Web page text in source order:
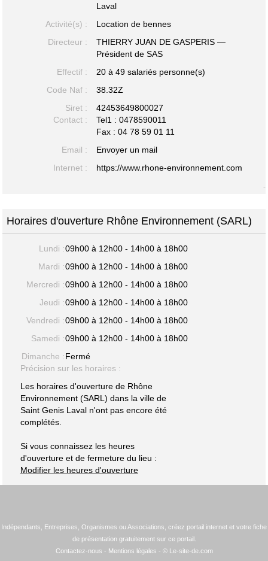
Laval
Activité(s) :
Location de bennes
Directeur :
THIERRY JUAN DE GASPERIS —
Président de SAS
Effectif :
20 à 49 salariés personne(s)
Code Naf :
38.32Z
Siret :
42453649800027
Contact :
Tel1 :0478590011
Fax : 04 78 59 01 11
Email :
Envoyer un mail
Internet :
https://www.rhone-environnement.com
-
Horaires d'ouverture Rhône Environnement (SARL)
Lundi :09h00 à 12h00 - 14h00 à 18h00
Mardi :09h00 à 12h00 - 14h00 à 18h00
Mercredi :09h00 à 12h00 - 14h00 à 18h00
Jeudi :09h00 à 12h00 - 14h00 à 18h00
Vendredi :09h00 à 12h00 - 14h00 à 18h00
Samedi :09h00 à 12h00 - 14h00 à 18h00
Dimanche :Fermé
Précision sur les horaires :
Les horaires d'ouverture de Rhône
Environnement (SARL) dans la ville de
Saint Genis Laval n'ont pas encore été
complétés.
Si vous connaissez les heures
d'ouverture et de fermeture du lieu :
Modifier les heures d'ouverture
Indépendants, Entreprises, Organismes ou Associations, créez portail internet et votre fiche
de présentation gratuitement sur ce portail.
Contactez-nous - Mentions légales - © Le-site-de.com